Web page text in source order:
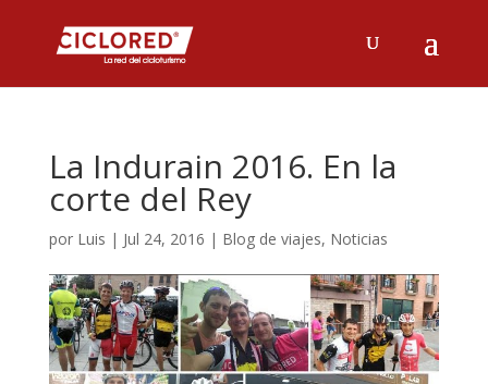
La Indurain 2016. En la
corte del Rey
por Luis | Jul 24, 2016 | Blog de viajes, Noticias